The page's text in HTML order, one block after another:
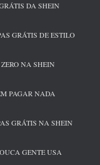
DA SHEIN
GRÁTIS DE ESTILO
NA SHEIN
PAGAR NADA
GRÁTIS NA SHEIN
GENTE USA